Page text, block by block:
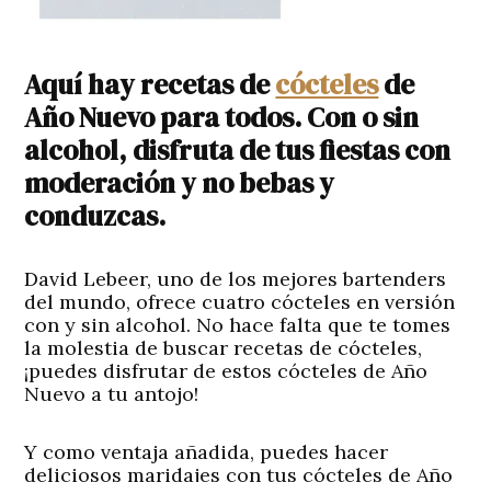
Aquí hay recetas decóctelesde
Año Nuevo para todos. Con o sin
alcohol, disfruta de tus fiestas con
moderación y no bebas y
conduzcas.
David Lebeer, uno de los mejores bartenders
del mundo, ofrece cuatro cócteles en versión
con y sin alcohol. No hace falta que te tomes
la molestia de buscar recetas de cócteles,
¡puedes disfrutar de estos cócteles de Año
Nuevo a tu antojo!
Y como ventaja añadida, puedes hacer
deliciosos maridajes con tus cócteles de Año